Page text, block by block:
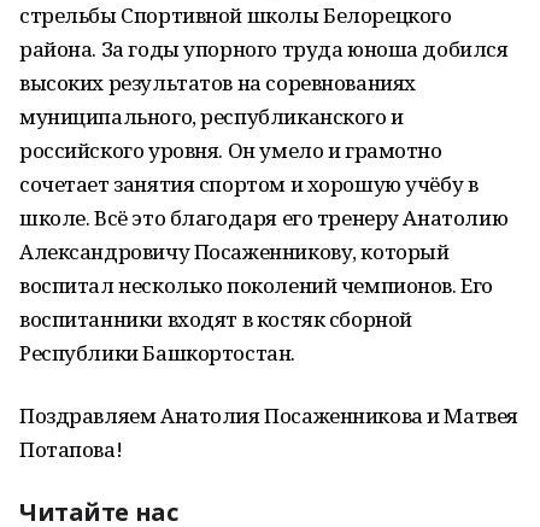
стрельбы Спортивной школы Белорецкого
района. За годы упорного труда юноша добился
высоких результатов на соревнованиях
муниципального, республиканского и
российского уровня. Он умело и грамотно
сочетает занятия спортом и хорошую учёбу в
школе. Всё это благодаря его тренеру Анатолию
Александровичу Посаженникову, который
воспитал несколько поколений чемпионов. Его
воспитанники входят в костяк сборной
Республики Башкортостан.
Поздравляем Анатолия Посаженникова и Матвея
Потапова!
Читайте нас